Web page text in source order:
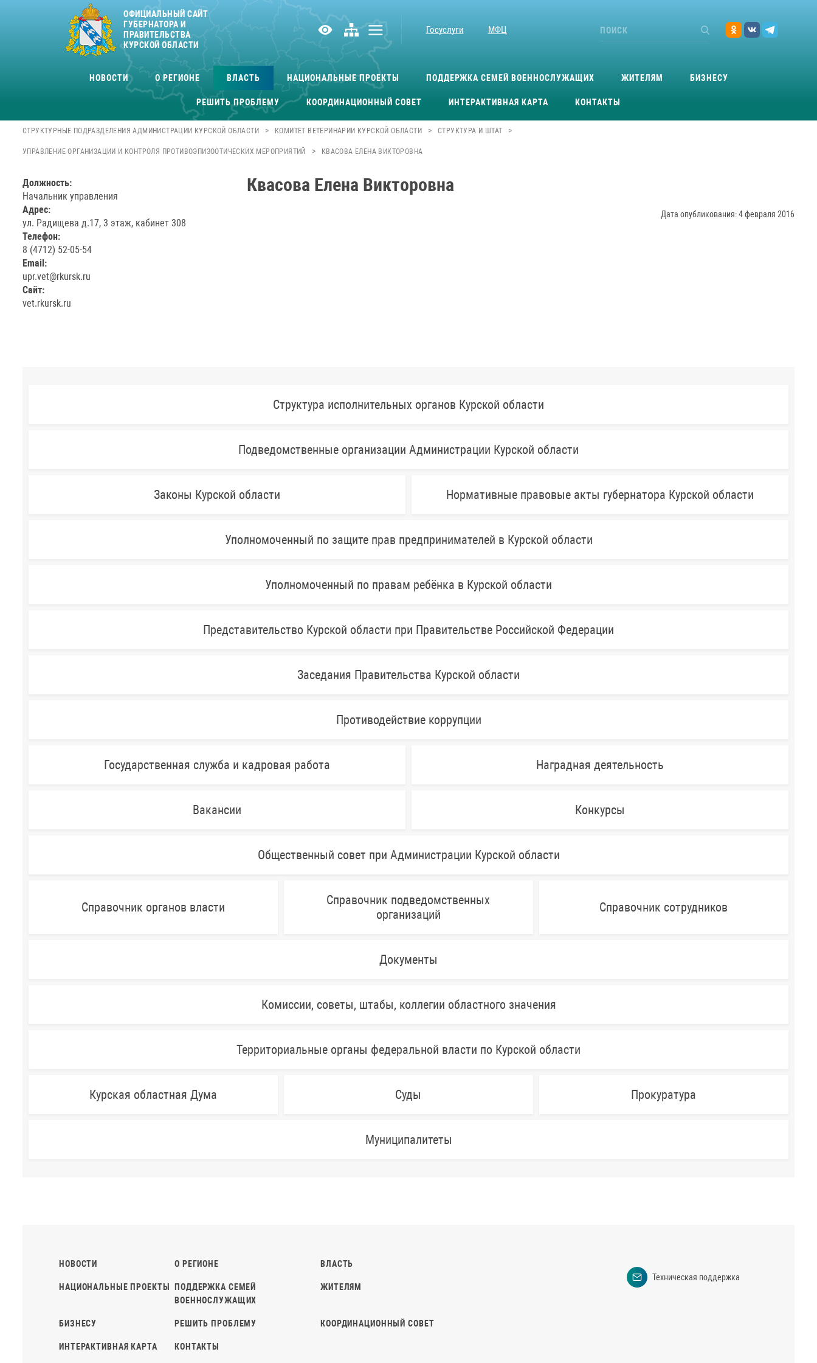
ОФИЦИАЛЬНЫЙ САЙТ
ГУБЕРНАТОРА И
ПРАВИТЕЛЬСТВА
КУРСКОЙ ОБЛАСТИ
Госуслуги МФЦ
НОВОСТИ О РЕГИОНЕ ВЛАСТЬ НАЦИОНАЛЬНЫЕ ПРОЕКТЫ ПОДДЕРЖКА СЕМЕЙ ВОЕННОСЛУЖАЩИХ ЖИТЕЛЯМ БИЗНЕСУ
РЕШИТЬ ПРОБЛЕМУ КООРДИНАЦИОННЫЙ СОВЕТ ИНТЕРАКТИВНАЯ КАРТА КОНТАКТЫ
СТРУКТУРНЫЕ ПОДРАЗДЕЛЕНИЯ АДМИНИСТРАЦИИ КУРСКОЙ ОБЛАСТИ > КОМИТЕТ ВЕТЕРИНАРИИ КУРСКОЙ ОБЛАСТИ > СТРУКТУРА И ШТАТ >
УПРАВЛЕНИЕ ОРГАНИЗАЦИИ И КОНТРОЛЯ ПРОТИВОЭПИЗООТИЧЕСКИХ МЕРОПРИЯТИЙ > КВАСОВА ЕЛЕНА ВИКТОРОВНА
Должность:
Начальник управления
Адрес:
ул. Радищева д.17, 3 этаж, кабинет 308
Телефон:
8 (4712) 52-05-54
Email:
upr.vet@rkursk.ru
Сайт:
vet.rkursk.ru
Квасова Елена Викторовна
Дата опубликования: 4 февраля 2016
Структура исполнительных органов Курской области
Подведомственные организации Администрации Курской области
Законы Курской области Нормативные правовые акты губернатора Курской области
Уполномоченный по защите прав предпринимателей в Курской области
Уполномоченный по правам ребёнка в Курской области
Представительство Курской области при Правительстве Российской Федерации
Заседания Правительства Курской области
Противодействие коррупции
Государственная служба и кадровая работа Наградная деятельность
Вакансии Конкурсы
Общественный совет при Администрации Курской области
Справочник органов власти
Справочник подведомственных
организаций
Справочник сотрудников
Документы
Комиссии, советы, штабы, коллегии областного значения
Территориальные органы федеральной власти по Курской области
Курская областная Дума Суды Прокуратура
Муниципалитеты
НОВОСТИ О РЕГИОНЕ ВЛАСТЬ
НАЦИОНАЛЬНЫЕ ПРОЕКТЫ
ПОДДЕРЖКА СЕМЕЙ
ВОЕННОСЛУЖАЩИХ
ЖИТЕЛЯМ
БИЗНЕСУ РЕШИТЬ ПРОБЛЕМУ КООРДИНАЦИОННЫЙ СОВЕТ
ИНТЕРАКТИВНАЯ КАРТА КОНТАКТЫ
Техническая поддержка